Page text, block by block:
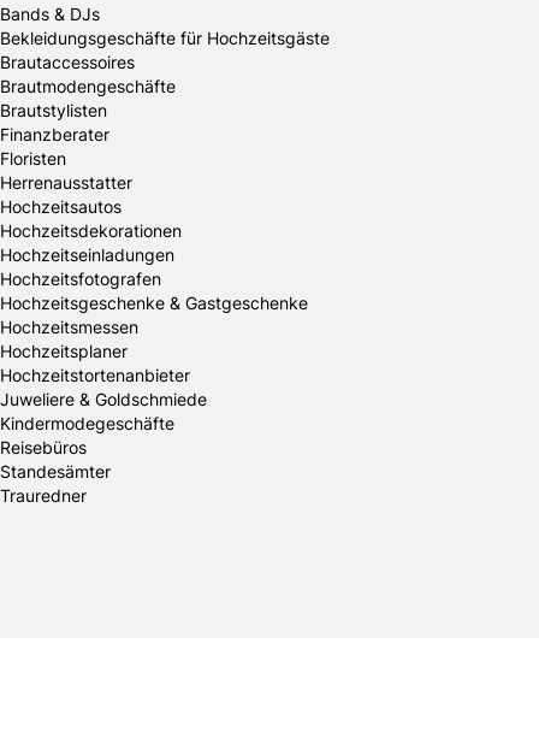
Bands & DJs
Bekleidungsgeschäfte für Hochzeitsgäste
Brautaccessoires
Brautmodengeschäfte
Brautstylisten
Finanzberater
Floristen
Herrenausstatter
Hochzeitsautos
Hochzeitsdekorationen
Hochzeitseinladungen
Hochzeitsfotografen
Hochzeitsgeschenke & Gastgeschenke
Hochzeitsmessen
Hochzeitsplaner
Hochzeitstortenanbieter
Juweliere & Goldschmiede
Kindermodegeschäfte
Reisebüros
Standesämter
Trauredner